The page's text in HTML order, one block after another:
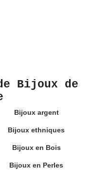
Bijoux de
Bijoux argent
Bijoux ethniques
Bijoux en Bois
Bijoux en Perles